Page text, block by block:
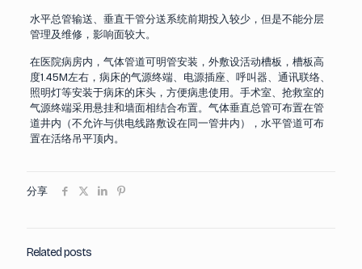
水平总管输送、垂直干管分送系统前期投入较少，但是不能分层
管理及维修，影响面较大。
在医院病房内，气体管道可明管安装，外敷设活动槽板，槽板高
度1.45M左右，病床的气源终端、电源插座、呼叫器、通讯联络、
照明灯等安装于病床的床头，方便病患使用。手术室、抢救室的
气源终端采用悬挂和墙面相结合布置。气体垂直总管可布置在管
道井内（不允许与供电线路敷设在同一管井内），水平管道可布
置在活络吊平顶内。
分享
Related posts